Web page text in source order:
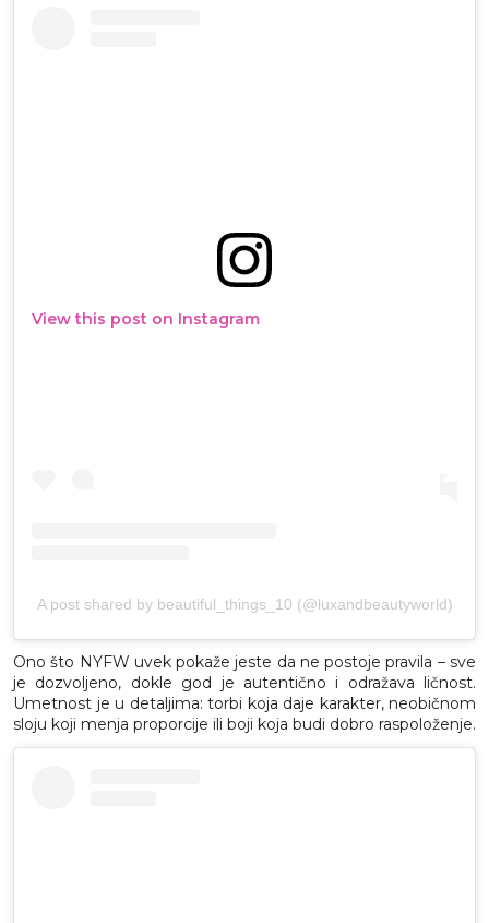
View this post on Instagram
A post shared by beautiful_things_10 (@luxandbeautyworld)
Ono što NYFW uvek pokaže jeste da ne postoje pravila – sve
je dozvoljeno, dokle god je autentično i odražava ličnost.
Umetnost je u detaljima: torbi koja daje karakter, neobičnom
sloju koji menja proporcije ili boji koja budi dobro raspoloženje.